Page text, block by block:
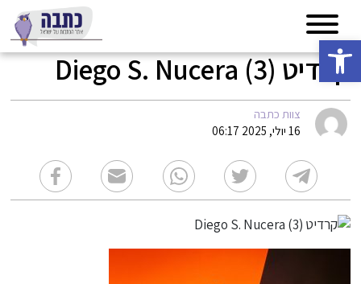
פתח סרגל נגישות
קרדיט Diego S. Nucera (3)
צוות כתבה
16 יולי, 2025 06:17